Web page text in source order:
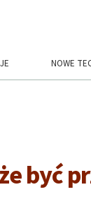
NOWE
być